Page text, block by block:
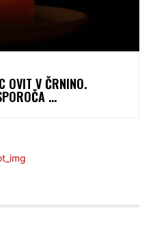
OVIT V ČRNINO.
…